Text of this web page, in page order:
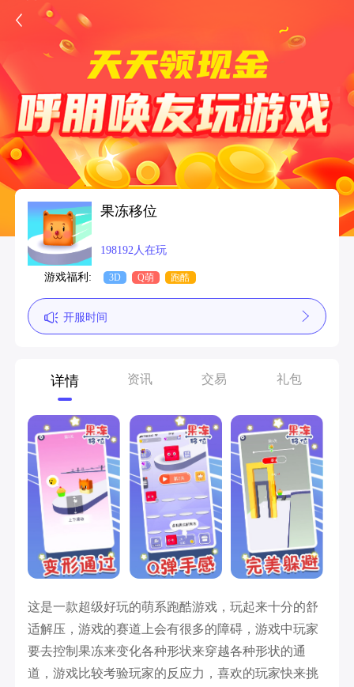
果冻移位
198192人在玩
游戏福利: 3D Q萌 跑酷
开服时间
详情 资讯 交易 礼包
这是一款超级好玩的萌系跑酷游戏，玩起来十分的舒
适解压，游戏的赛道上会有很多的障碍，游戏中玩家
要去控制果冻来变化各种形状来穿越各种形状的通
道，游戏比较考验玩家的反应力，喜欢的玩家快来挑